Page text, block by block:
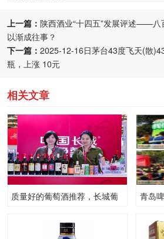
上一篇： 陕西酒业“十四五”发展评述——八
以渐成往事？
下一篇： 2025-12-16日茅台43度飞天(散
瓶，上涨 10元
相关文章
质量好的葡萄酒推荐，长城葡
青岛